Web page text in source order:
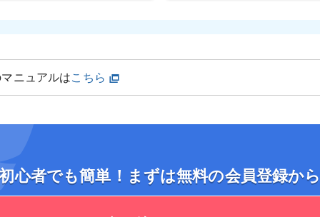
ニュアルはこちら
心者でも簡単！まずは無料の会員登録か